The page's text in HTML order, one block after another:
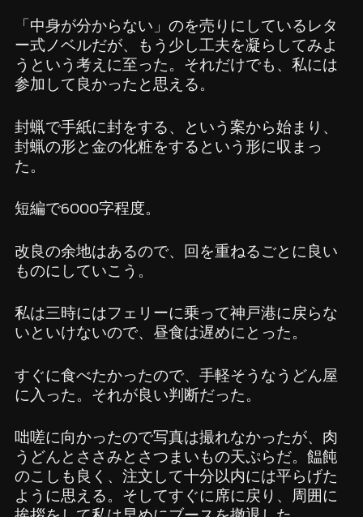
「中身が分からない」のを売りにしているレタ
ー式ノベルだが、もう少し工夫を凝らしてみよ
うという考えに至った。それだけでも、私には
参加して良かったと思える。
封蝋で手紙に封をする、という案から始まり、
封蝋の形と金の化粧をするという形に収まっ
た。
短編で6000字程度。
改良の余地はあるので、回を重ねるごとに良い
ものにしていこう。
私は三時にはフェリーに乗って神戸港に戻らな
いといけないので、昼食は遅めにとった。
すぐに食べたかったので、手軽そうなうどん屋
に入った。それが良い判断だった。
咄嗟に向かったので写真は撮れなかったが、肉
うどんとささみとさつまいもの天ぷらだ。饂飩
のこしも良く、注文して十分以内には平らげた
ように思える。そしてすぐに席に戻り、周囲に